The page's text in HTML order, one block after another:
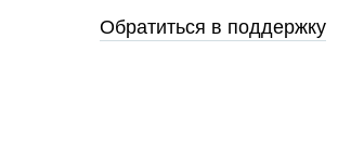
Обратиться в поддержку